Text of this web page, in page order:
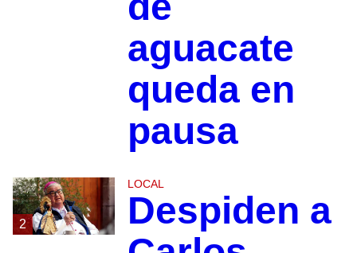
aguacate
queda en
pausa
2
LOCAL
Despiden a